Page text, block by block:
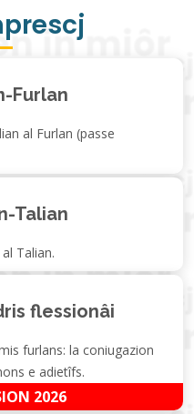
Furlan
al Furlan (passe
Talian
Talian.
flessionâi
furlans: la coniugazion
e adietîfs.
2026